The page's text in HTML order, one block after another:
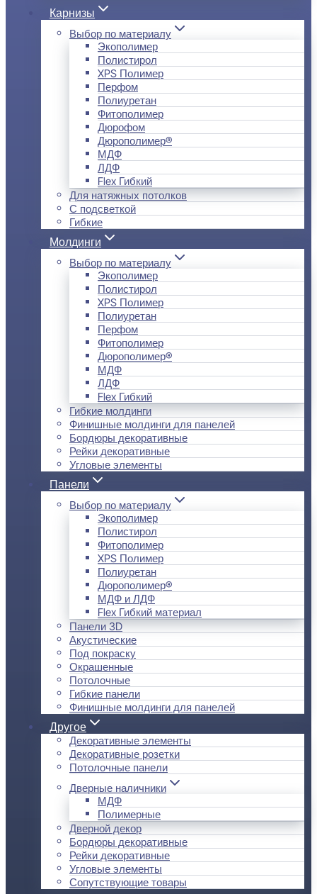
Карнизы
Выбор по материалу
Экополимер
Полистирол
XPS Полимер
Перфом
Полиуретан
Фитополимер
Дюрофом
Дюрополимер®
МДФ
ЛДФ
Flex Гибкий
Для натяжных потолков
С подсветкой
Гибкие
Молдинги
Выбор по материалу
Экополимер
Полистирол
XPS Полимер
Полиуретан
Перфом
Фитополимер
Дюрополимер®
МДФ
ЛДФ
Flex Гибкий
Гибкие молдинги
Финишные молдинги для панелей
Бордюры декоративные
Рейки декоративные
Угловые элементы
Панели
Выбор по материалу
Экополимер
Полистирол
Фитополимер
XPS Полимер
Полиуретан
Дюрополимер®
МДФ и ЛДФ
Flex Гибкий материал
Панели 3D
Акустические
Под покраску
Окрашенные
Потолочные
Гибкие панели
Финишные молдинги для панелей
Другое
Декоративные элементы
Декоративные розетки
Потолочные панели
Дверные наличники
МДФ
Полимерные
Дверной декор
Бордюры декоративные
Рейки декоративные
Угловые элементы
Сопутствующие товары